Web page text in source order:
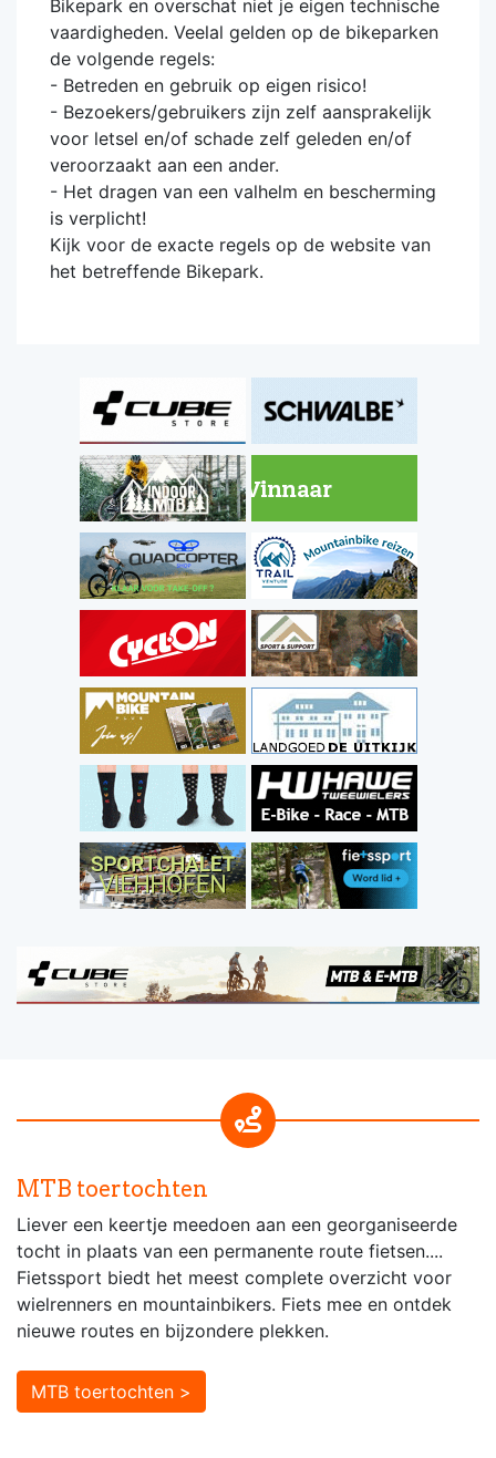
Bikepark en overschat niet je eigen technische
vaardigheden. Veelal gelden op de bikeparken
de volgende regels:
- Betreden en gebruik op eigen risico!
- Bezoekers/gebruikers zijn zelf aansprakelijk
voor letsel en/of schade zelf geleden en/of
veroorzaakt aan een ander.
- Het dragen van een valhelm en bescherming
is verplicht!
Kijk voor de exacte regels op de website van
het betreffende Bikepark.
MTB toertochten
Liever een keertje meedoen aan een georganiseerde
tocht in plaats van een permanente route fietsen....
Fietssport biedt het meest complete overzicht voor
wielrenners en mountainbikers. Fiets mee en ontdek
nieuwe routes en bijzondere plekken.
MTB toertochten >